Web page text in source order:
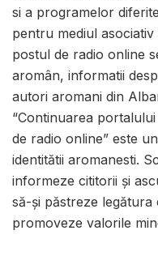
si a programelor
pentru mediul
postul de radio online
aromân, informatii
autori aromani din
“Continuarea
de radio online” este
identitătii aromanesti.
informeze cititorii și
să-și păstreze
promoveze valorile